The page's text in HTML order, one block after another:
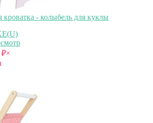
кроватка - колыбель для куклы
₽×